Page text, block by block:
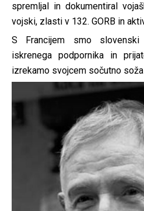
spremljal in dokumentiral
vojski, zlasti v 132. GORB in
S Francijem smo
iskrenega podpornika in
izrekamo svojcem sočutno